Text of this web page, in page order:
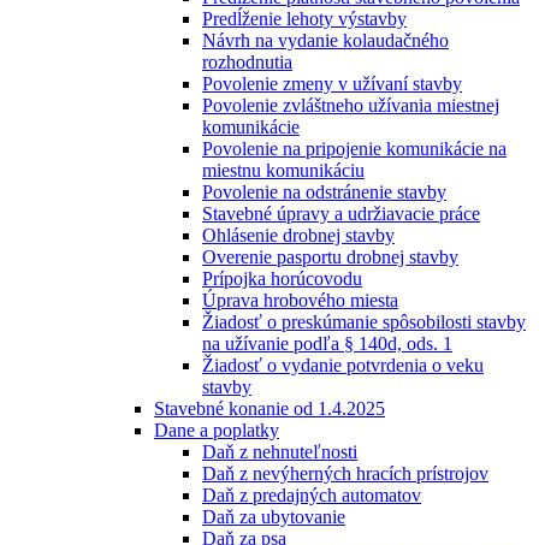
Predĺženie lehoty výstavby
Návrh na vydanie kolaudačného
rozhodnutia
Povolenie zmeny v užívaní stavby
Povolenie zvláštneho užívania miestnej
komunikácie
Povolenie na pripojenie komunikácie na
miestnu komunikáciu
Povolenie na odstránenie stavby
Stavebné úpravy a udržiavacie práce
Ohlásenie drobnej stavby
Overenie pasportu drobnej stavby
Prípojka horúcovodu
Úprava hrobového miesta
Žiadosť o preskúmanie spôsobilosti stavby
na užívanie podľa § 140d, ods. 1
Žiadosť o vydanie potvrdenia o veku
stavby
Stavebné konanie od 1.4.2025
Dane a poplatky
Daň z nehnuteľnosti
Daň z nevýherných hracích prístrojov
Daň z predajných automatov
Daň za ubytovanie
Daň za psa